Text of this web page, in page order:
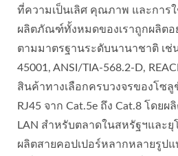
ที่ความเป็นเลิศ คุณภาพ และการ
ผลิตภัณฑ์ทั้งหมดของเราถูกผลิตอ
ตามมาตรฐานระดับนานาชาติ เช่น
45001, ANSI/TIA-568.2-D,
สินค้าทางเลือกครบวงจรของโซ
RJ45 จาก Cat.5e ถึง Cat.8 โดย
LAN สำหรับตลาดในสหรัฐฯและยุ
ผลิตสายคอปเปอร์หลากหลายรูปแ